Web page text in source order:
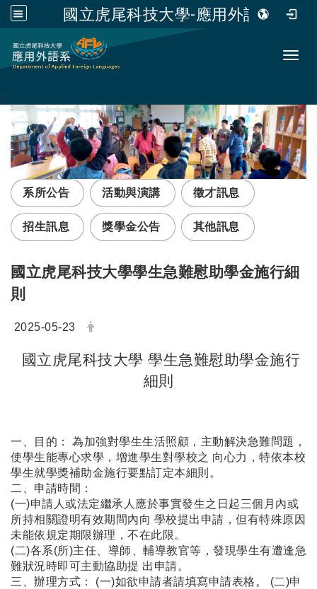
國立虎尾科技大學-應用外語系
跳到主要內容
:::
系所公告 活動與演講 徵才訊息
招生訊息 獎學金公告 其他訊息
國立虎尾科技大學學生急難慰助學金施行細
則
日期：
2025-05-23 發布者：
國立虎尾科技大學 學生急難慰助學金施行
細則
一、目的： 為加強對學生生活照顧，主動解決急難問題，
使學生能專心求學，增進學生對學校之 向心力，特依本校
學生就學獎補助金施行要點訂定本細則。
二、申請時間：
(一)申請人或法定繼承人應於事實發生之日起三個月內或
所持相關證明有效期間內向 學校提出申請，但有特殊原因
未能依規定期限辦理，不在此限。
(二)各系(所)主任、導師、輔導教官等，發現學生有遭逢急
難狀況時即可主動協助提 出申請。
三、辦理方式： (一)如欲申請者請填寫申請表格。 (二)申